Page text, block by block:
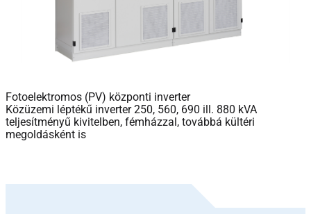
Fotoelektromos (PV) központi inverter
Közüzemi léptékű inverter 250, 560, 690 ill. 880 kVA
teljesítményű kivitelben, fémházzal, továbbá kültéri
megoldásként is